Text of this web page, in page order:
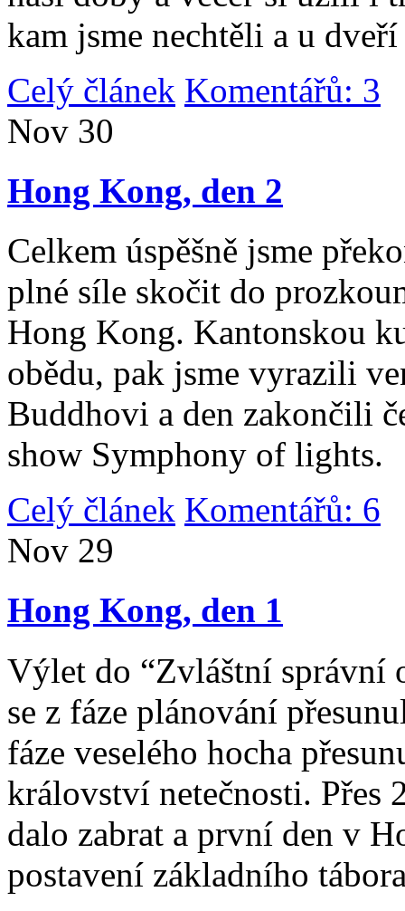
kam jsme nechtěli a u
Celý článek Komentářů: 3
Nov 30
Hong Kong, den 2
Celkem úspěšně jsme
plné síle skočit do
Hong Kong. Kantonskou
obědu, pak jsme vyrazili
Buddhovi a den zakončili
show Symphony of lights.
Celý článek Komentářů: 6
Nov 29
Hong Kong, den 1
Výlet do “Zvláštní správní
se z fáze plánování
fáze veselého hocha
království netečnosti. Přes
dalo zabrat a první den v
postavení základního